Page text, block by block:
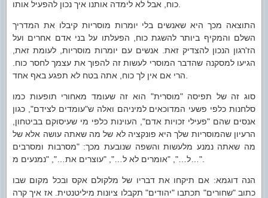
התוצאה מכך היא שאנשים בלי יומרות מוסריות קיבלו את המדריך
השלם והמקיף ביותר להשגת כוח, הפעלתו על בני אדם אחרים ועל
הז'רגון הנכון להצדיק זאת. אנשים עם יומרות מוסריות, לעומת זאת,
הגיעו למסקנה שהדבר המוסרי לעשות זה להפוך את עצמך לחסר כוח.
סוג זה של תפיסה "מוסרית" הוא זה שעומד מאחורי תופעות כמו
סלחנות כלפי פשעי המדוכאים למיניהם ואלה ש"עומדים לצידם", כגון
אנסים שהם "פעילי זכויות אדם", העוינות כלפי מי שעיסוקם בביטחון,
הרעיון שהמוסריות שלך היא פונקציה לא של מה שאתה עושה אלא של
מה שאתה נמנע מלעשות והשפה שנובעת מכך: "מסרבות ומסרבים
ל…", "אומרים לא ל…", "עוצרים את…", "נמנעים מ…".
הנה דוגמא: אם תיקחו את דבריו של מלקולם אקס ובכל מקום שבו
כתוב "שחורים" תכתבו "יהודים" תקבלו ציונות מיליטנטית. אז איך קרה